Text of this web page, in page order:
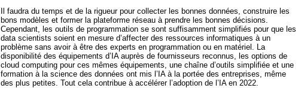
Il faudra du temps et de la rigueur pour collecter les bonnes données, construire les
bons modèles et former la plateforme réseau à prendre les bonnes décisions.
Cependant, les outils de programmation se sont suffisamment simplifiés pour que les
data scientists soient en mesure d’affecter des ressources informatiques à un
problème sans avoir à être des experts en programmation ou en matériel. La
disponibilité des équipements d’IA auprès de fournisseurs reconnus, les options de
cloud computing pour ces mêmes équipements, une chaîne d’outils simplifiée et une
formation à la science des données ont mis l’IA à la portée des entreprises, même
des plus petites. Tout cela contribue à accélérer l’adoption de l’IA en 2022.